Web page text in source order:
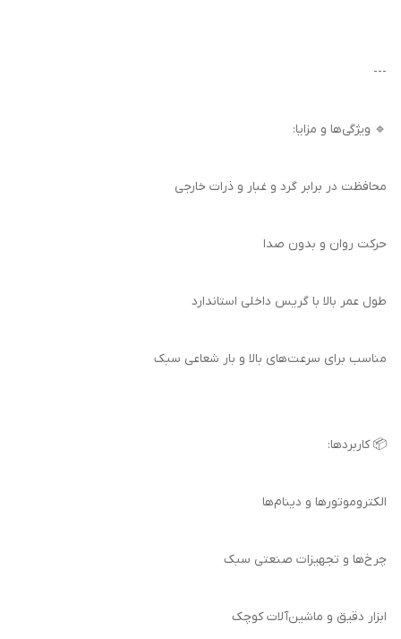
---
🔹 ویژگی‌ها و مزایا:
محافظت در برابر گرد و غبار و ذرات خارجی
حرکت روان و بدون صدا
طول عمر بالا با گریس داخلی استاندارد
مناسب برای سرعت‌های بالا و بار شعاعی سبک
📦 کاربردها:
الکتروموتورها و دینام‌ها
چرخ‌ها و تجهیزات صنعتی سبک
ابزار دقیق و ماشین‌آلات کوچک